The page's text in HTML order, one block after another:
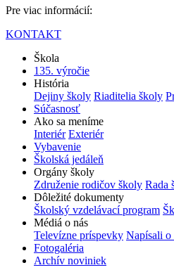
Pre viac informácií:
KONTAKT
Škola
135. výročie
História
Dejiny školy Riaditelia školy
Súčasnosť
Ako sa meníme
Interiér Exteriér
Vybavenie
Školská jedáleň
Orgány školy
Združenie rodičov školy Rada
Dôležité dokumenty
Školský vzdelávací program
Médiá o nás
Televízne príspevky Napísali o
Fotogaléria
Archív noviniek